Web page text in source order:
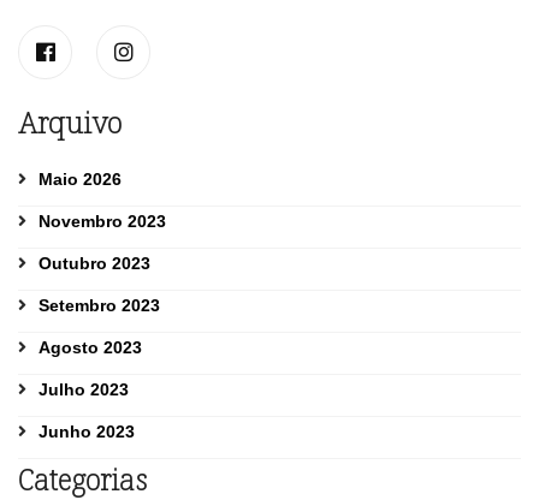
Arquivo
Maio 2026
Novembro 2023
Outubro 2023
Setembro 2023
Agosto 2023
Julho 2023
Junho 2023
Categorias